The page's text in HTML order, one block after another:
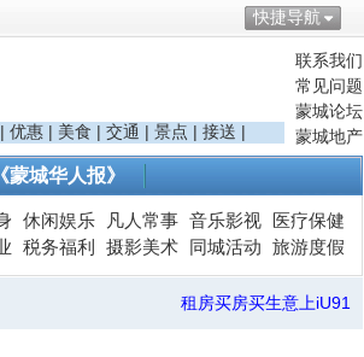
快捷导航
联系我们
常见问题
蒙城论坛
蒙城地产
优惠 | 美食 | 交通 | 景点 | 接送 |
蒙城华人报》
休闲娱乐 凡人常事 音乐影视
医疗保健
税务福利 摄影美术 同城活动 旅游度假
租房买房买生意上iU91